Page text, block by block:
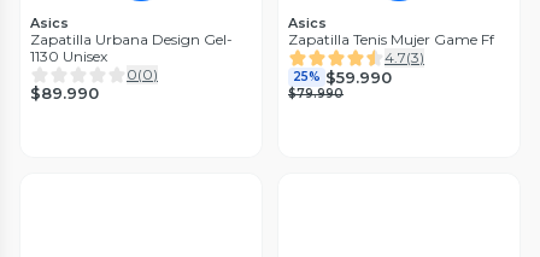
Asics
Zapatilla Urbana Design Gel-
1130 Unisex
0(0)
$89.990
Asics
Zapatilla Tenis Mujer Game Ff
4.7(3)
25% $59.990
$79.990